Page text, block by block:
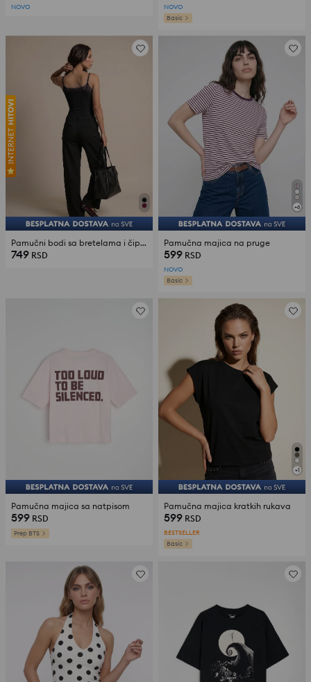
NOVO
NOVO
Basic
Pamučni bodi sa bretelama i čipkom
749 RSD
+6
Pamučna majica na pruge
599 RSD
NOVO
Basic
Pamučna majica sa natpisom
599 RSD
Prep BTS
+1
Pamučna majica kratkih rukava
599 RSD
BESTSELLER
Basic